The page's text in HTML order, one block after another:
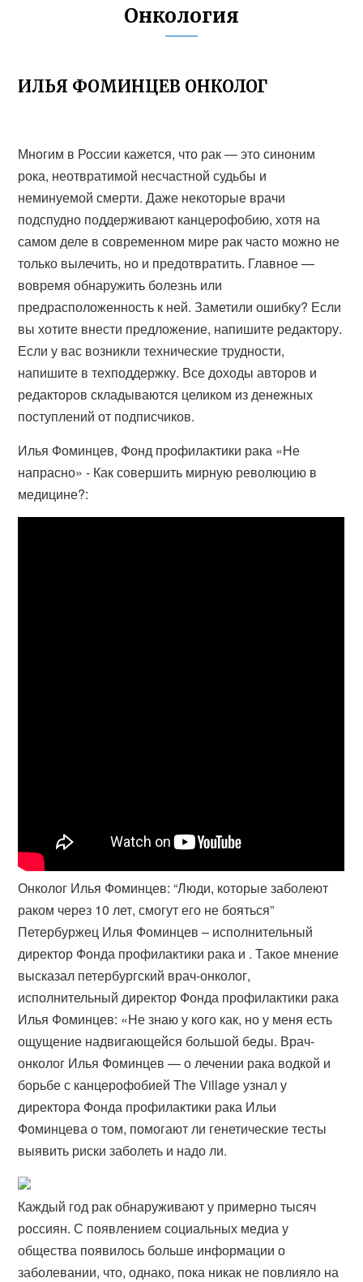
Онкология
ИЛЬЯ ФОМИНЦЕВ ОНКОЛОГ
Многим в России кажется, что рак — это синоним
рока, неотвратимой несчастной судьбы и
неминуемой смерти. Даже некоторые врачи
подспудно поддерживают канцерофобию, хотя на
самом деле в современном мире рак часто можно не
только вылечить, но и предотвратить. Главное —
вовремя обнаружить болезнь или
предрасположенность к ней. Заметили ошибку? Если
вы хотите внести предложение, напишите редактору.
Если у вас возникли технические трудности,
напишите в техподдержку. Все доходы авторов и
редакторов складываются целиком из денежных
поступлений от подписчиков.
Илья Фоминцев, Фонд профилактики рака «Не
напрасно» - Как совершить мирную революцию в
медицине?:
Онколог Илья Фоминцев: “Люди, которые заболеют
раком через 10 лет, смогут его не бояться”
Петербуржец Илья Фоминцев – исполнительный
директор Фонда профилактики рака и . Такое мнение
высказал петербургский врач-онколог,
исполнительный директор Фонда профилактики рака
Илья Фоминцев: «Не знаю у кого как, но у меня есть
ощущение надвигающейся большой беды. Врач-
онколог Илья Фоминцев — о лечении рака водкой и
борьбе с канцерофобией The Village узнал у
директора Фонда профилактики рака Ильи
Фоминцева о том, помогают ли генетические тесты
выявить риски заболеть и надо ли.
Каждый год рак обнаруживают у примерно тысяч
россиян. С появлением социальных медиа у
общества появилось больше информации о
заболевании, что, однако, пока никак не повлияло на